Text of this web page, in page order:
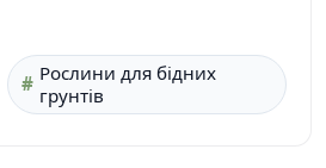
Рослини для бідних
грунтів